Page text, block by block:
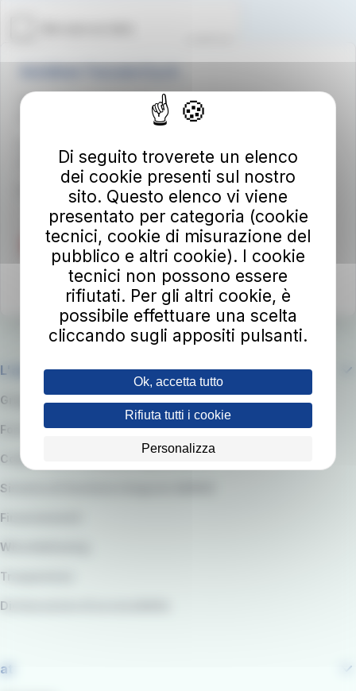
Viale del Progresso n. 6
50032 Borgo San Lorenzo (FI)
autolineetoscane@pec.it
Per info e reclamiat-bus.it/parlaconat
L'azienda
Gruppo RATP
Fornitori e Gare
Codice etico e modello organizzativo
Sistema di Gestione integrato QARSS
Finanziamenti
Whistleblowing
Trasparenza
Dichiarazione di accessibilità
at
Di seguito troverete un elenco
dei cookie presenti sul nostro
sito. Questo elenco vi viene
presentato per categoria (cookie
tecnici, cookie di misurazione del
pubblico e altri cookie). I cookie
tecnici non possono essere
rifiutati. Per gli altri cookie, è
possibile effettuare una scelta
cliccando sugli appositi pulsanti.
Ok, accetta tutto
Rifiuta tutti i cookie
Personalizza